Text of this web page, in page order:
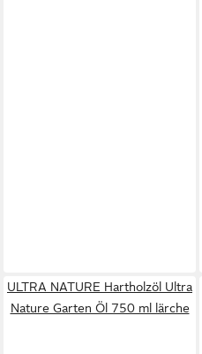
ULTRA NATURE Hartholzöl Ultra
Nature Garten Öl 750 ml lärche